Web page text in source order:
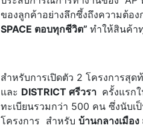
ของลูกค้าอย่างลึกซึ้งถึงความต้อ
SPACE ตอบทุกชีวิต” ทำให้สินค้า
สำหรับการเปิดตัว 2 โครงการสุ
และ DISTRICT ศรีวรา ครั้งแรก
ทะเบียนรวมกว่า 500 คน ซึ่งนับเ
โครงการ สำหรับ บ้านกลางเมือ